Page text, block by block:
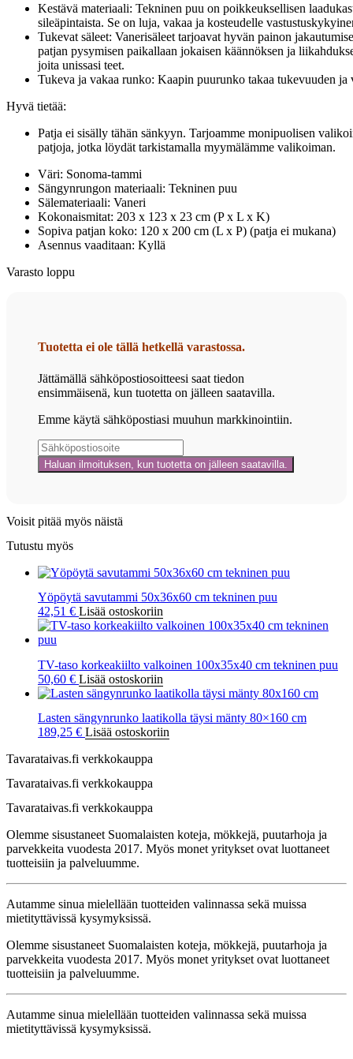
Kestävä materiaali: Tekninen puu on poikkeuksellisen
sileäpintaista. Se on luja, vakaa ja kosteudelle
Tukevat säleet: Vanerisäleet tarjoavat hyvän painon
patjan pysymisen paikallaan jokaisen käännöksen ja
joita unissasi teet.
Tukeva ja vakaa runko: Kaapin puurunko takaa tukevuuden ja
Hyvä tietää:
Patja ei sisälly tähän sänkyyn. Tarjoamme monipuolisen
patjoja, jotka löydät tarkistamalla myymälämme valikoiman.
Väri: Sonoma-tammi
Sängynrungon materiaali: Tekninen puu
Sälemateriaali: Vaneri
Kokonaismitat: 203 x 123 x 23 cm (P x L x K)
Sopiva patjan koko: 120 x 200 cm (L x P) (patja ei mukana)
Asennus vaaditaan: Kyllä
Varasto loppu
Tuotetta ei ole tällä hetkellä varastossa.
Jättämällä sähköpostiosoitteesi saat tiedon
ensimmäisenä, kun tuotetta on jälleen saatavilla.
Emme käytä sähköpostiasi muuhun markkinointiin.
Voisit pitää myös näistä
Tutustu myös
Yöpöytä savutammi 50x36x60 cm tekninen puu
42,51 € Lisää ostoskoriin
TV-taso korkeakiilto valkoinen 100x35x40 cm tekninen puu
50,60 € Lisää ostoskoriin
Lasten sängynrunko laatikolla täysi mänty 80×160 cm
189,25 € Lisää ostoskoriin
Tavarataivas.fi verkkokauppa
Tavarataivas.fi verkkokauppa
Tavarataivas.fi verkkokauppa
Olemme sisustaneet Suomalaisten koteja, mökkejä, puutarhoja ja
parvekkeita vuodesta 2017. Myös monet yritykset ovat luottaneet
tuotteisiin ja palveluumme.
Autamme sinua mielellään tuotteiden valinnassa sekä muissa
mietityttävissä kysymyksissä.
Olemme sisustaneet Suomalaisten koteja, mökkejä, puutarhoja ja
parvekkeita vuodesta 2017. Myös monet yritykset ovat luottaneet
tuotteisiin ja palveluumme.
Autamme sinua mielellään tuotteiden valinnassa sekä muissa
mietityttävissä kysymyksissä.